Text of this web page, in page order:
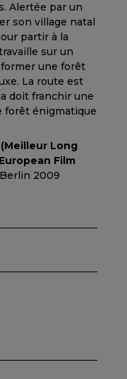
Alertée par un
son village natal
partir à la
sur un
une forêt
La route est
doit franchir une
forêt énigmatique
(Meilleur Long
Film
2009